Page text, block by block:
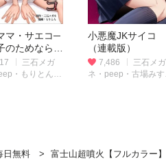
マ・サエコ─
のためなら─
版）三石メガ
・もりとん・
小悪魔JKサイコ
（連載版）
7,486
三石メガ
ネ・peep・古場みす
日無料 富士山超噴火【フルカラー】